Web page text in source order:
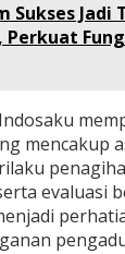
Sukses Jadi
Perkuat
mencakup
evaluasi